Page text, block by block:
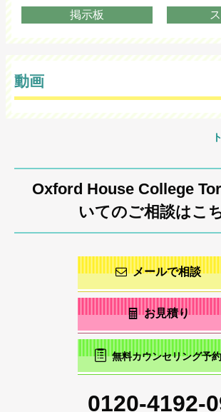
掲示板
動画
Oxford House College
いてのご相談はこ
メールで相談
お見積り
無料カウンセリング予約
0120-4192-